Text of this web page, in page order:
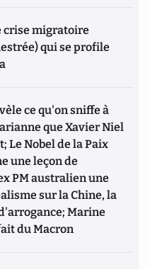
crise migratoire
qui se profile
ce qu'on sniffe à
que Xavier Niel
Le Nobel de la Paix
une leçon de
PM australien une
sur la Chine, la
Marine
du Macron